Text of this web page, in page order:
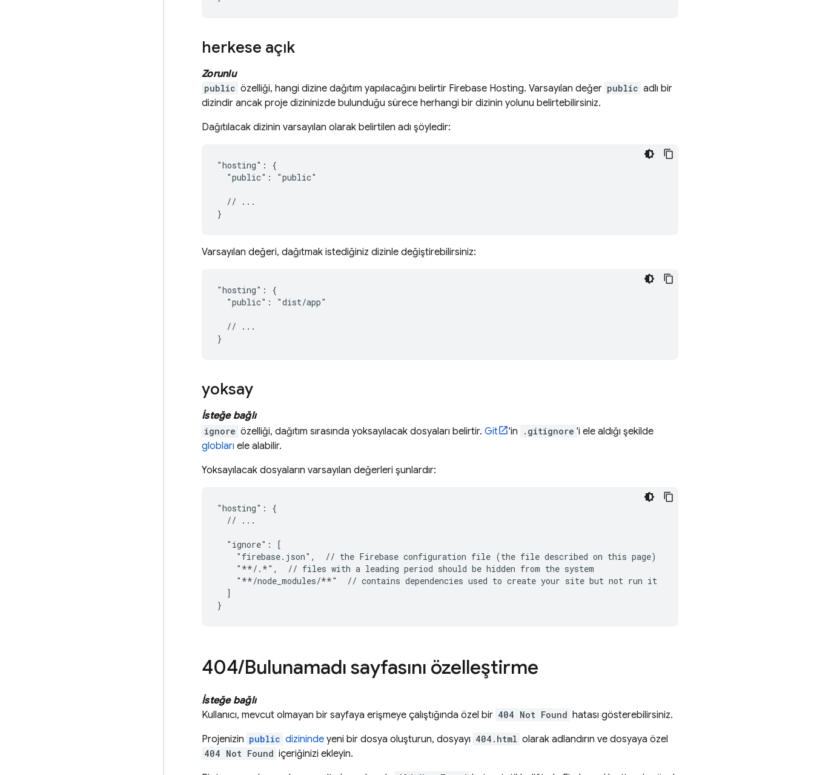
herkese açık
Zorunlu
public özelliği, hangi dizine dağıtım yapılacağını belirtir Firebase Hosting. Varsayılan değer public adlı bir
dizindir ancak proje dizininizde bulunduğu sürece herhangi bir dizinin yolunu belirtebilirsiniz.
Dağıtılacak dizinin varsayılan olarak belirtilen adı şöyledir:
"hosting": {
  "public": "public"
  // ...
Varsayılan değeri, dağıtmak istediğiniz dizinle değiştirebilirsiniz:
"hosting": {
  "public": "dist/app"
  // ...
yoksay
İsteğe bağlı
ignore özelliği, dağıtım sırasında yoksayılacak dosyaları belirtir. Git 'in .gitignore 'i ele aldığı şekilde
globları ele alabilir.
Yoksayılacak dosyaların varsayılan değerleri şunlardır:
"hosting": {
  // ...
  "ignore": [
    "firebase.json",  // the Firebase configuration file (the file described on this page)
    "**/.*",  // files with a leading period should be hidden from the system
    "**/node_modules/**"  // contains dependencies used to create your site but not run it
  ]
404/Bulunamadı sayfasını özelleştirme
İsteğe bağlı
Kullanıcı, mevcut olmayan bir sayfaya erişmeye çalıştığında özel bir 404 Not Found hatası gösterebilirsiniz.
Projenizin public dizininde yeni bir dosya oluşturun, dosyayı 404.html olarak adlandırın ve dosyaya özel
404 Not Found içeriğinizi ekleyin.